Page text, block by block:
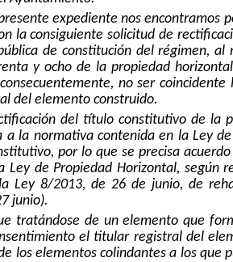
expediente nos
la consiguiente solicitud de
de constitución del régimen,
y ocho de la propiedad
no ser
del elemento construido.
del título constitutivo de la
a la normativa contenida en la Ley
por lo que se precisa
Ley de Propiedad Horizontal, según
Ley 8/2013, de 26 de junio, de
junio).
tratándose de un elemento que
el titular registral del
los elementos colindantes a los que